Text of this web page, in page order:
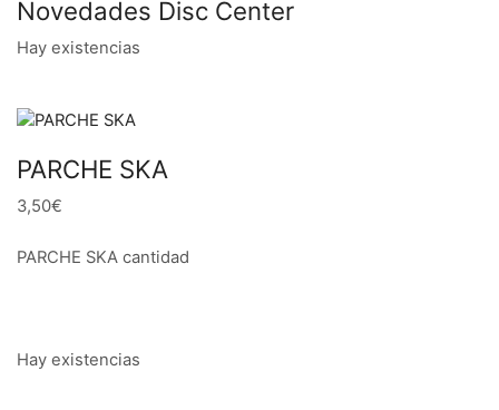
Novedades Disc Center
Hay existencias
PARCHE SKA
3,50€
PARCHE SKA cantidad
Hay existencias